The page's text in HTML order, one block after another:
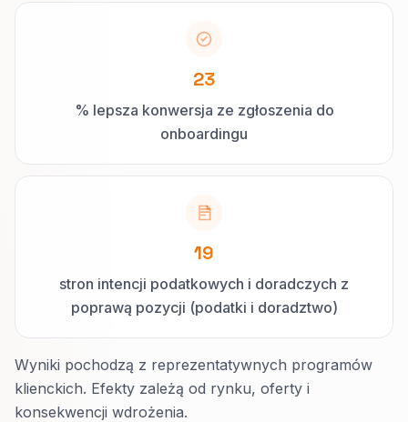
23
% lepsza konwersja ze zgłoszenia do
onboardingu
19
stron intencji podatkowych i doradczych z
poprawą pozycji (podatki i doradztwo)
Wyniki pochodzą z reprezentatywnych programów
klienckich. Efekty zależą od rynku, oferty i
konsekwencji wdrożenia.